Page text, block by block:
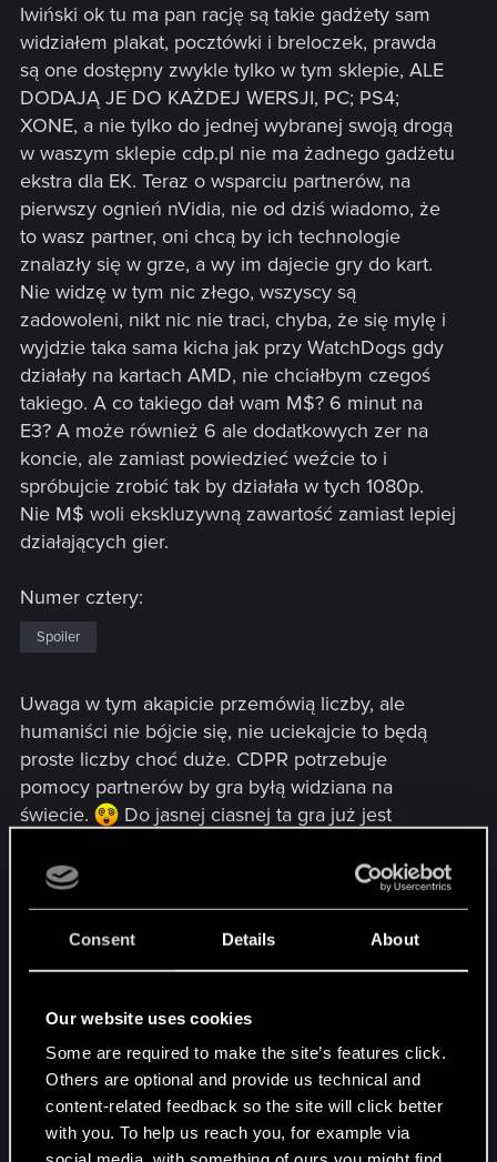
Consent Details About
Our website uses cookies
Some are required to make the site’s features click.
Others are optional and provide us technical and
content-related feedback so the site will click better
with you. To help us reach you, for example via
Iwiński ok tu ma pan rację są takie gadżety sam
widziałem plakat, pocztówki i breloczek, prawda
są one dostępny zwykle tylko w tym sklepie, ALE
DODAJĄ JE DO KAŻDEJ WERSJI, PC; PS4;
XONE, a nie tylko do jednej wybranej swoją drogą
w waszym sklepie cdp.pl nie ma żadnego gadżetu
ekstra dla EK. Teraz o wsparciu partnerów, na
pierwszy ognień nVidia, nie od dziś wiadomo, że
to wasz partner, oni chcą by ich technologie
znalazły się w grze, a wy im dajecie gry do kart.
Nie widzę w tym nic złego, wszyscy są
zadowoleni, nikt nic nie traci, chyba, że się mylę i
wyjdzie taka sama kicha jak przy WatchDogs gdy
działały na kartach AMD, nie chciałbym czegoś
takiego. A co takiego dał wam M$? 6 minut na
E3? A może również 6 ale dodatkowych zer na
koncie, ale zamiast powiedzieć weźcie to i
spróbujcie zrobić tak by działała w tych 1080p.
Nie M$ woli ekskluzywną zawartość zamiast lepiej
działających gier.
Numer cztery:
Spoiler
Uwaga w tym akapicie przemówią liczby, ale
humaniści nie bójcie się, nie uciekajcie to będą
proste liczby choć duże. CDPR potrzebuje
pomocy partnerów by gra byłą widziana na
świecie.
Do jasnej ciasnej ta gra już jest
się na konsolach, jeśli jednak potrzebują takiego
partnera jak M$ by wypromować grę to wybrali
wyniki sprzedaży konsol: SONY w ostatnich dnach
milionów) nabywców, niestety z tego co mi
kwietnia kiedy to wszystkich konsol wysłanych do
SKLEPÓW było 5 000 000(5 milionów), ale
konsole to pikuś największym możliwym
partnerem CDPR mógł sobie wymarzyć są gracze